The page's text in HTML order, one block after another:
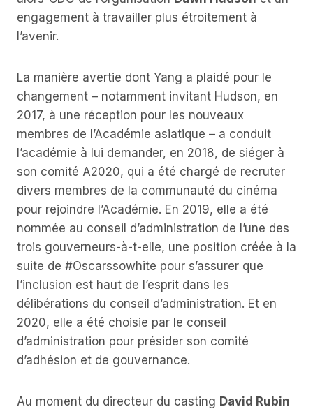
engagement à travailler plus étroitement à
l’avenir.
La manière avertie dont Yang a plaidé pour le
changement – notamment invitant Hudson, en
2017, à une réception pour les nouveaux
membres de l’Académie asiatique – a conduit
l’académie à lui demander, en 2018, de siéger à
son comité A2020, qui a été chargé de recruter
divers membres de la communauté du cinéma
pour rejoindre l’Académie. En 2019, elle a été
nommée au conseil d’administration de l’une des
trois gouverneurs-à-t-elle, une position créée à la
suite de #Oscarssowhite pour s’assurer que
l’inclusion est haut de l’esprit dans les
délibérations du conseil d’administration. Et en
2020, elle a été choisie par le conseil
d’administration pour présider son comité
d’adhésion et de gouvernance.
Au moment du directeur du casting David Rubin